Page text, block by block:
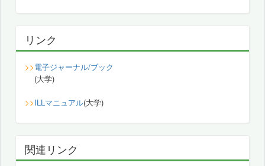
リンク
>>電子ジャーナル/ブック
(大学)
>>ILLマニュアル(大学)
関連リンク